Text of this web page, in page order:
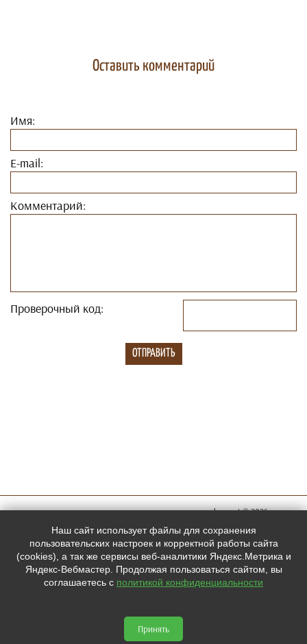
Оставить комментарий
Имя:
E-mail:
Комментарий:
Проверочный код:
megachess.net © 2026
социальных
сетях:
Наш сайт использует файлы для сохранения
пользовательских настроек и корректной работы сайта
(cookies), а так же сервисы веб-аналитики Яндекс.Метрика и
Яндекс-Вебмастер. Продолжая пользоваться сайтом, вы
соглашаетесь с политикой конфиденциальности
Принять